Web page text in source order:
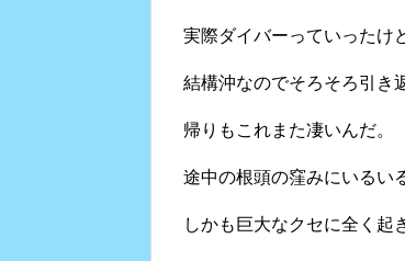
実際ダイバーっていったけ
結構沖なのでそろそろ引き
帰りもこれまた凄いんだ。
途中の根頭の窪みにいるい
しかも巨大なクセに全く起